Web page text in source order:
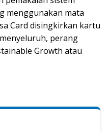
menggunakan mata
Card disingkirkan kartu
perang
Growth atau